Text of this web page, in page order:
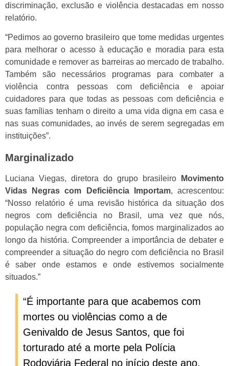
discriminação, exclusão e violência destacadas em nosso
relatório.
“Pedimos ao governo brasileiro que tome medidas urgentes
para melhorar o acesso à educação e moradia para esta
comunidade e remover as barreiras ao mercado de trabalho.
Também são necessários programas para combater a
violência contra pessoas com deficiência e apoiar
cuidadores para que todas as pessoas com deficiência e
suas famílias tenham o direito a uma vida digna em casa e
nas suas comunidades, ao invés de serem segregadas em
instituições”.
Marginalizado
Luciana Viegas, diretora do grupo brasileiro
Movimento
Vidas Negras com Deficiência Importam, acrescentou:
“Nosso relatório é uma revisão histórica da situação dos
negros com deficiência no Brasil, uma vez que nós,
população negra com deficiência, fomos marginalizados ao
longo da história. Compreender a importância de debater e
compreender a situação do negro com deficiência no Brasil
é saber onde estamos e onde estivemos socialmente
situados.”
“É importante para que acabemos com
mortes ou violências como a de
Genivaldo de Jesus Santos, que foi
torturado até a morte pela Polícia
Rodoviária Federal no início deste ano.